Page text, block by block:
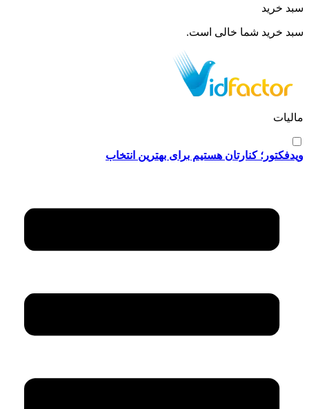
سبد خرید
سبد خرید شما خالی است.
مالیات
ویدفکتور؛ کنارتان هستیم برای بهترین انتخاب